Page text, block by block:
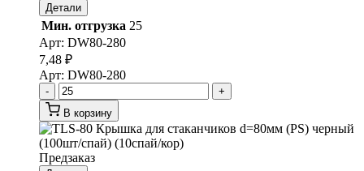
Детали
Мин. отгрузка 25
Арт: DW80-280
7,48 ₽
Арт: DW80-280
-
+
В корзину
Предзаказ